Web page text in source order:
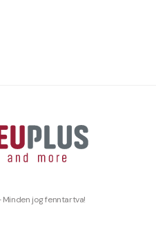
jog fenntartva!